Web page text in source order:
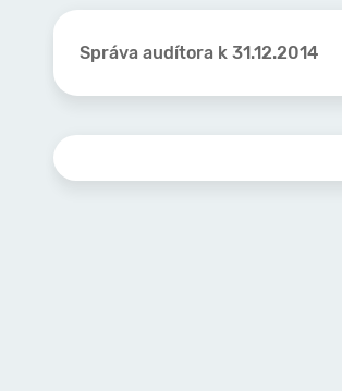
Správa audítora k 31.12.2014